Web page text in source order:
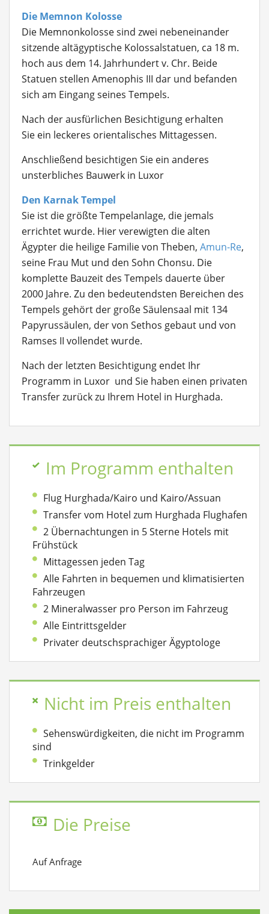
Die Memnon Kolosse
Die Memnonkolossesind zwei nebeneinander
sitzende altägyptische Kolossalstatuen, ca 18 m.
hoch aus dem 14. Jahrhundert v. Chr. Beide
Statuen stellen Amenophis III dar und befanden
sich am Eingang seines Tempels.
Nach der ausfürlichen Besichtigung erhalten
Sie ein leckeres orientalisches Mittagessen.
Anschließend besichtigen Sie ein anderes
unsterbliches Bauwerk in Luxor
Den Karnak Tempel
Sie ist die größte Tempelanlage, die jemals
errichtet wurde. Hier verewigten die alten
Ägypter die heilige Familie von Theben, Amun-Re,
seine Frau Mut und den Sohn Chonsu. Die
komplette Bauzeit des Tempels dauerte über
2000 Jahre. Zu den bedeutendsten Bereichen des
Tempels gehört der große Säulensaal mit 134
Papyrussäulen, der von Sethos gebaut und von
Ramses II vollendet wurde.
Nach der letzten Besichtigung endet Ihr
Programm in Luxor und Sie haben einen privaten
Transfer zurück zu Ihrem Hotel in Hurghada.
Im Programm enthalten
Flug Hurghada/Kairo und Kairo/Assuan
Transfer vom Hotel zum Hurghada Flughafen
2 Übernachtungen in 5 Sterne Hotels mit
Frühstück
Mittagessen jeden Tag
Alle Fahrten in bequemen und klimatisierten
Fahrzeugen
2 Mineralwasser pro Person im Fahrzeug
Alle Eintrittsgelder
Privater deutschsprachiger Ägyptologe
Nicht im Preis enthalten
Sehenswürdigkeiten, die nicht im Programm
sind
Trinkgelder
Die Preise
Auf Anfrage